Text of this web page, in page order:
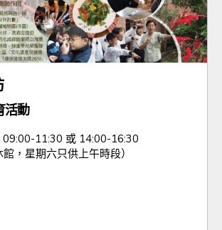
活動
09:00-11:30 或 14:00-16:30
，星期六只供上午時段）